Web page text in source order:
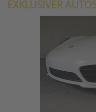
EXKLUSIVER